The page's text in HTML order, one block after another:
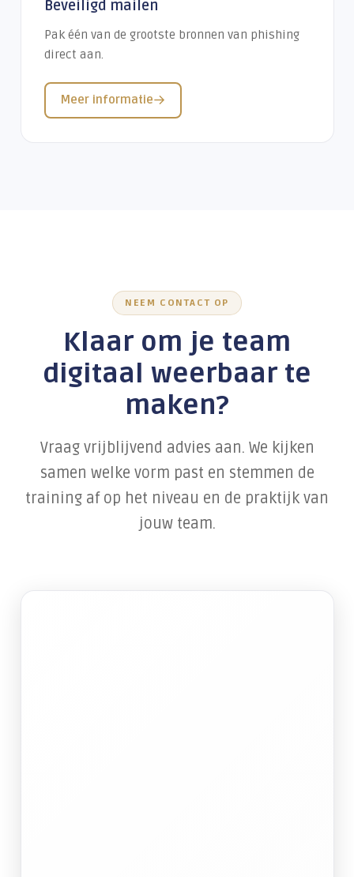
Beveiligd mailen
Pak één van de grootste bronnen van phishing
direct aan.
Meer informatie
NEEM CONTACT OP
Klaar om je team
digitaal weerbaar te
maken?
Vraag vrijblijvend advies aan. We kijken
samen welke vorm past en stemmen de
training af op het niveau en de praktijk van
jouw team.